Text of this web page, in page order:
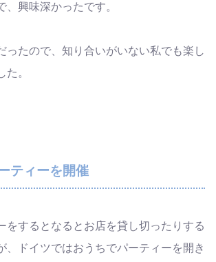
、興味深かったです。
ったので、知り合いがいない私でも楽し
た。
ティーを開催
をするとなるとお店を貸し切ったりする
、ドイツではおうちでパーティーを開き